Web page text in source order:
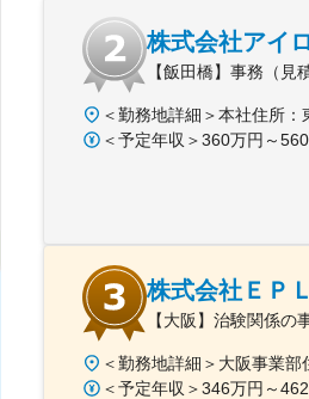
株式会社アイ
【飯田橋】事務（
株式会社ＥＰ
【大阪】治験関係